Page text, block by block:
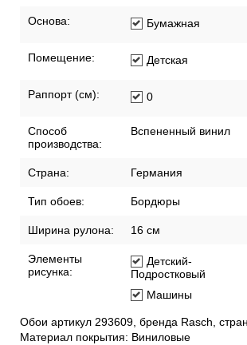
Основа: Бумажная
Помещение: Детская
Раппорт (см): 0
Способ
производства:
Вспененный винил
Страна: Германия
Тип обоев: Бордюры
Ширина рулона: 16 см
Элементы
рисунка:
Детский-
Подростковый
Машины
Обои артикул 293609, бренда Rasch,
Материал покрытия: Виниловые